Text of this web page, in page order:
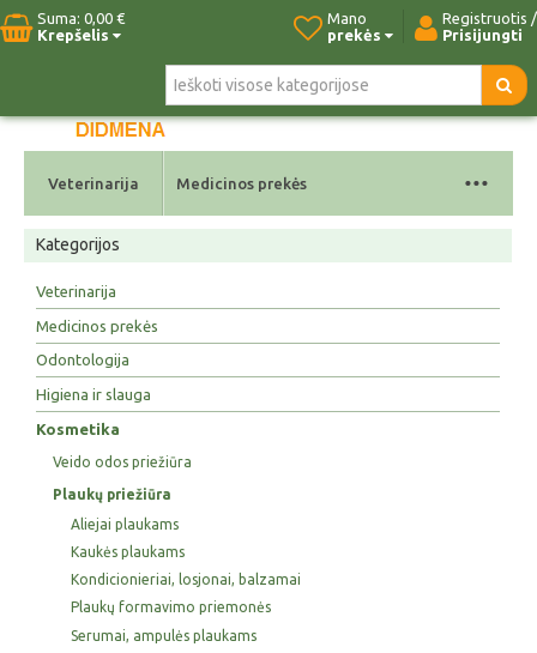
Suma: 0,00 €
Krepšelis
Registruotis /
Prisijungti
Mano
prekės
Pradžia Naujos prekės Kontaktai
Veterinarija Medicinos prekės ...
Kategorijos
Veterinarija
Medicinos prekės
Odontologija
Higiena ir slauga
Kosmetika
Veido odos priežiūra
Plaukų priežiūra
Aliejai plaukams
Kaukės plaukams
Kondicionieriai, losjonai, balzamai
Plaukų formavimo priemonės
Serumai, ampulės plaukams